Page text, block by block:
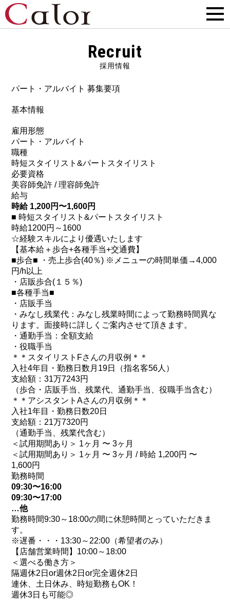
Recruit
採用情報
パート・アルバイト 募集要項
基本情報
雇用形態
パート・アルバイト
職種
時短スタイリスト&パートスタイリスト
必要資格
美容師免許 / 理容師免許
給与
時給 1,200円〜1,600円
■ 時短スタイリスト&パートスタイリスト
時給1200円～1600
☆経験スキルにより優遇いたします
【基本給＋歩合+各種手当+交通費】
■歩合■ ・売上歩合(40％) ※メニューの時間単価→4,000
円/h以上
・店販歩合(１５％)
■各種手当■
・店販手当
・みなし残業代：みなし残業時間によって勤務時間異な
ります。面接時に詳しくご案内させて頂きます。
・通勤手当：全額支給
・役職手当
＊＊スタイリストFさんの月収例＊＊
入社4年目・勤務日数月19日（指名客56人）
支給額：31万7243円
（歩合・店販手当、残業代、通勤手当、役職手当含む）
＊＊アシスタントAさんの月収例＊＊
入社1年目・勤務日数20日
支給額：21万7320円
（通勤手当、残業代含む）
＜試用期間あり＞ 1ヶ月 〜 3ヶ月
＜試用期間あり＞ 1ヶ月 〜 3ヶ月 / 時給 1,200円 〜
1,600円
勤務時間
09:30〜16:00
09:30〜17:00
…他
勤務時間9:30～18:00の間に休憩時間とっていただきま
す。
※遅番・・・13:30～22:00（希望者のみ）
【店舗営業時間】10:00～18:00
＜選べる働き方＞
隔週休2日or週休2日or完全週休2日
連休、土日休み、時短勤務もOK！
週休3日も可能◎